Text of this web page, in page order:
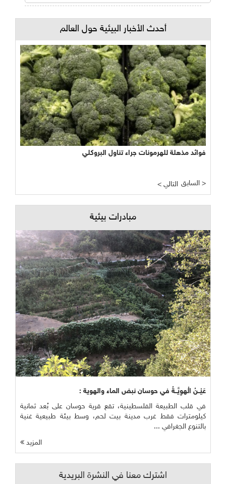
أحدث الأخبار البيئية حول العالم
فوائد مذهلة للهرمونات جراء تناول البروكلي
< التالي السابق >
مبادرات بيئية
عَيْــنُ الْهوِيَّــةُ في حوسان نبض الماء والهوية :
في قلب الطبيعة الفلسطينية، تقع قرية حوسان على بُعد ثمانية
كيلومترات فقط غرب مدينة بيت لحم، وسط بيئة طبيعية غنية
بالتنوع الجغرافي ...
المزيد
اشترك معنا في النشرة البريدية